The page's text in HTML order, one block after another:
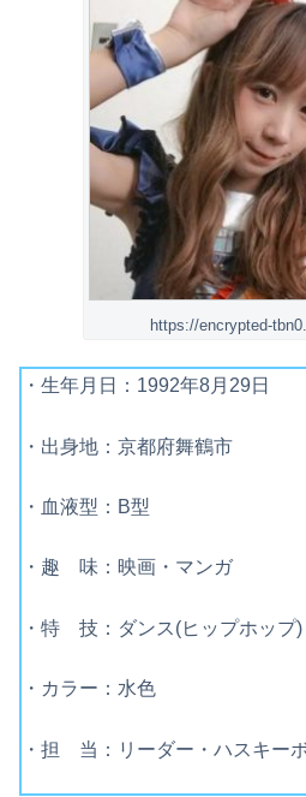
https://encrypted-
・生年月日：1992年8月29日
・出身地：京都府舞鶴市
・血液型：B型
・趣 味：映画・マンガ
・特 技：ダンス(ヒップホップ)
・カラー：水色
・担 当：リーダー・ハスキー